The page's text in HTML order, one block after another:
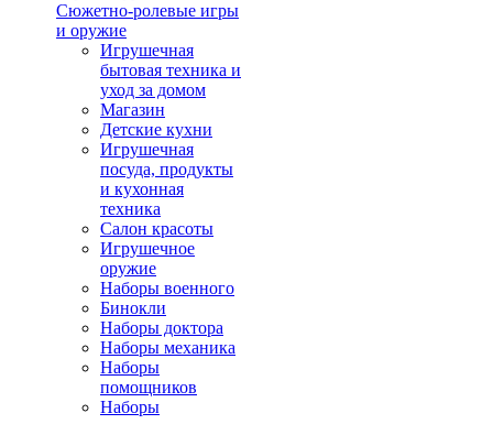
Сюжетно-ролевые игры
и оружие
Игрушечная
бытовая техника и
уход за домом
Магазин
Детские кухни
Игрушечная
посуда, продукты
и кухонная
техника
Салон красоты
Игрушечное
оружие
Наборы военного
Бинокли
Наборы доктора
Наборы механика
Наборы
помощников
Наборы